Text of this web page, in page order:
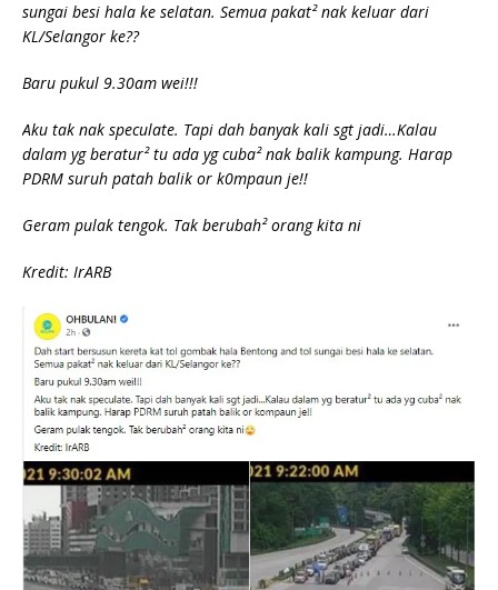
sungai besi hala ke selatan. Semua pakat² nak keluar dari
KL/Selangor ke??
Baru pukul 9.30am wei!!!
Aku tak nak speculate. Tapi dah banyak kali sgt jadi…Kalau
dalam yg beratur² tu ada yg cuba² nak balik kampung. Harap
PDRM suruh patah balik or k0mpaun je!!
Geram pulak tengok. Tak berubah² orang kita ni
Kredit: IrARB